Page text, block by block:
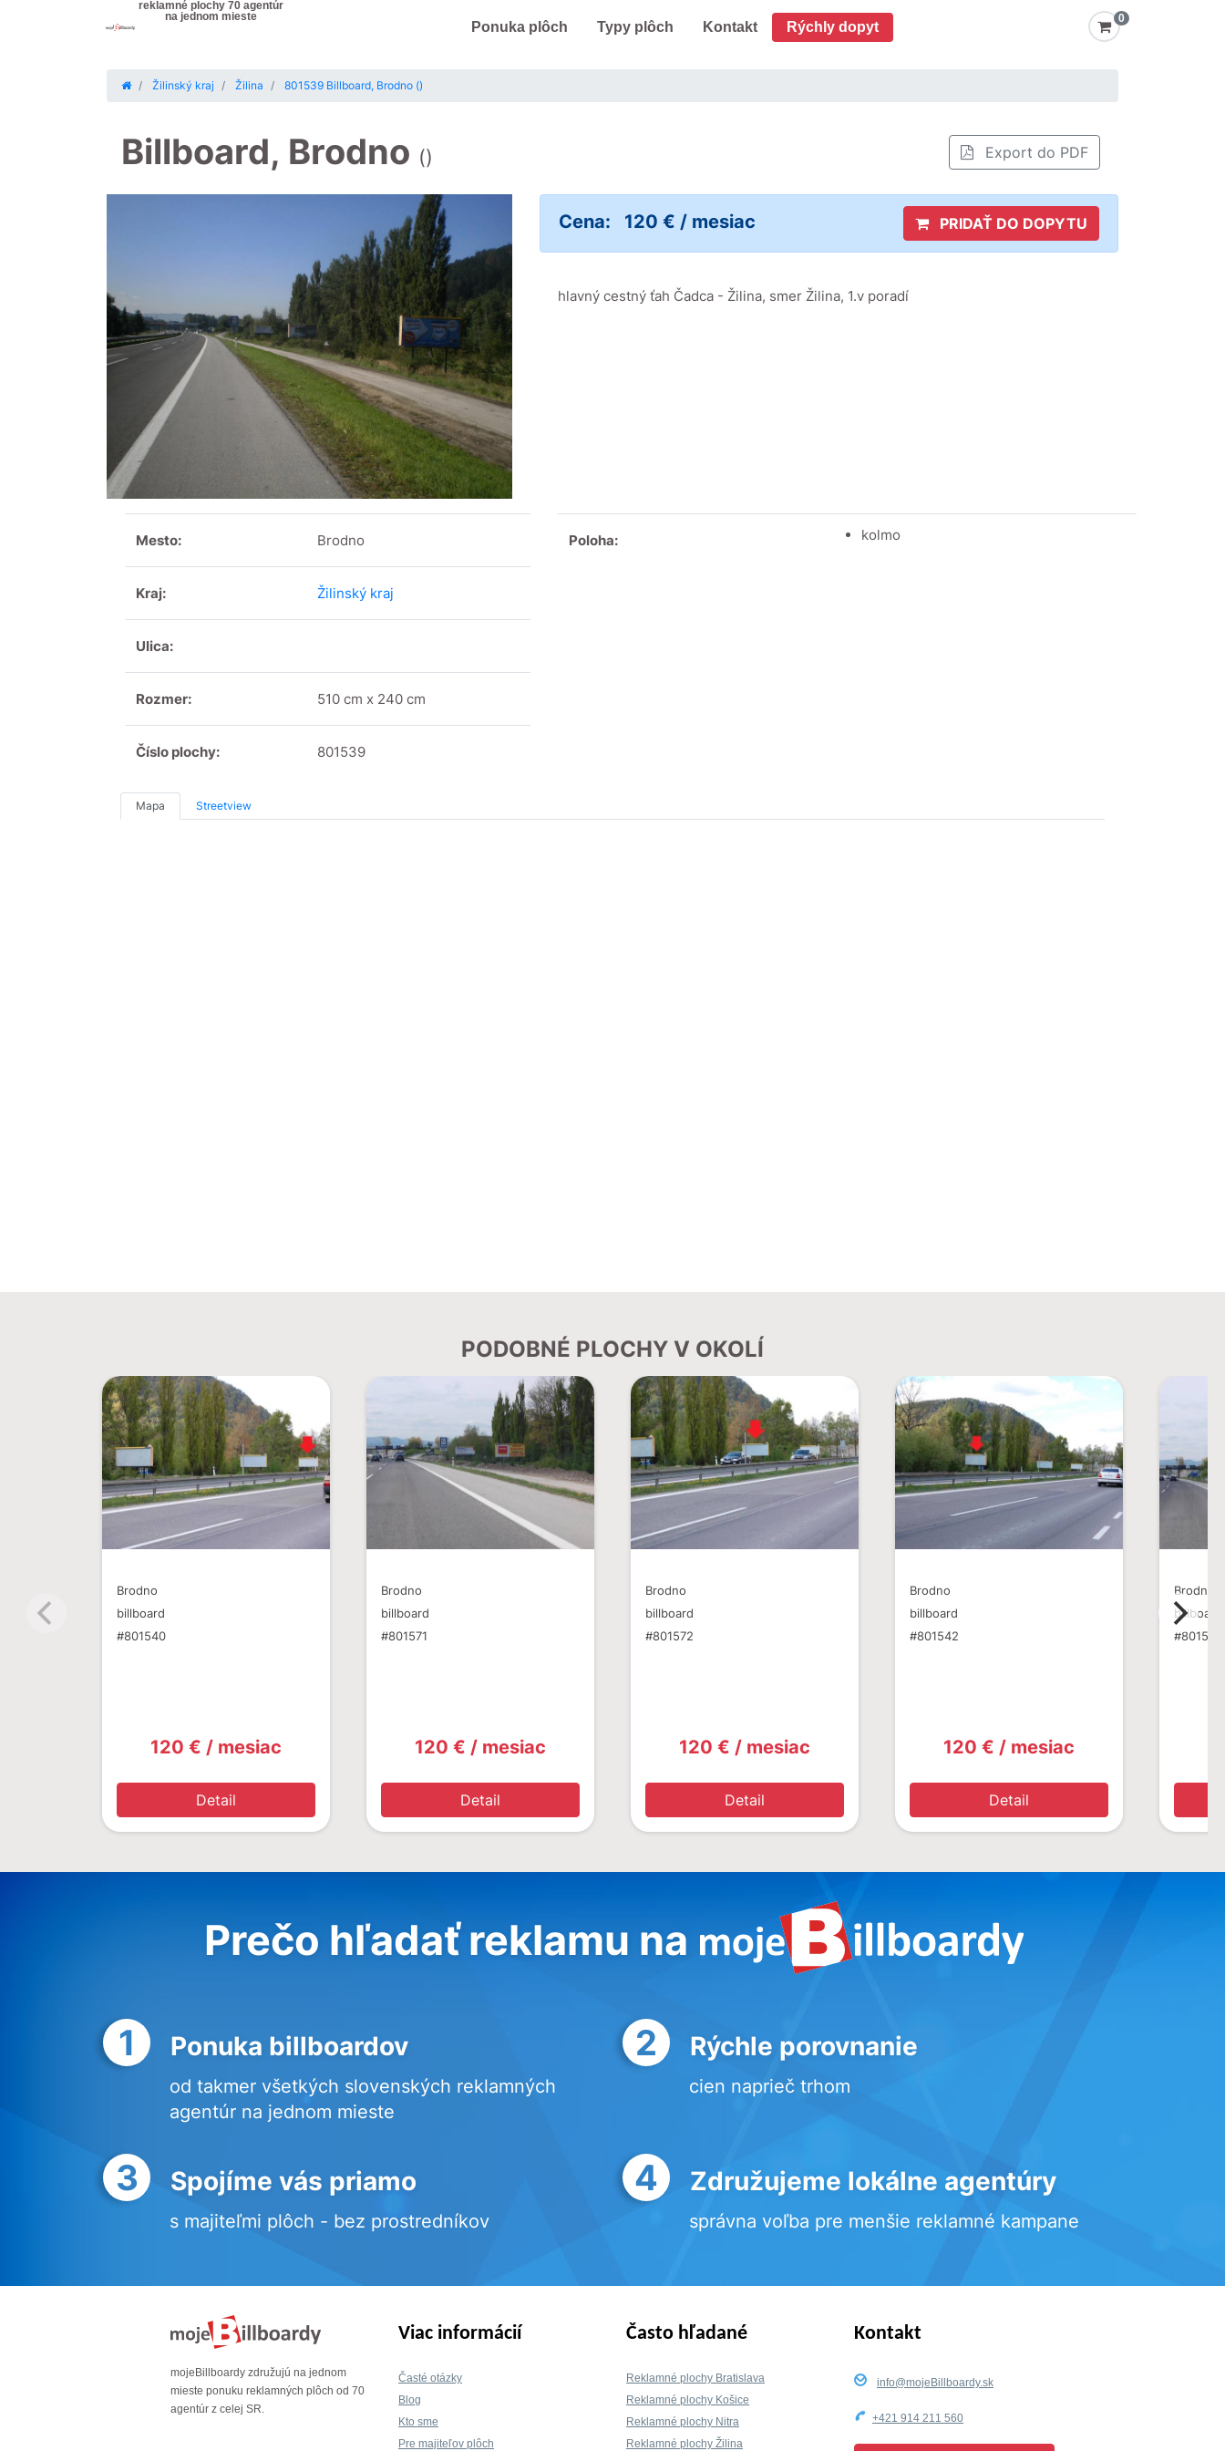
reklamné plochy 70 agentúr
na jednom mieste
Ponuka plôch Typy plôch Kontakt Rýchly dopyt
0
Žilinský kraj Žilina 801539 Billboard, Brodno ()
Billboard, Brodno () Export do PDF
Cena: 120 € / mesiac PRIDAŤ DO DOPYTU
hlavný cestný ťah Čadca - Žilina, smer Žilina, 1.v poradí
Mesto: Brodno
Kraj: Žilinský kraj
Ulica:
Rozmer: 510 cm x 240 cm
Číslo plochy: 801539
Poloha: kolmo
Mapa Streetview
PODOBNÉ PLOCHY V OKOLÍ
Brodno
billboard
#801540
120 € / mesiac
Detail
Brodno
billboard
#801571
120 € / mesiac
Detail
Brodno
billboard
#801572
120 € / mesiac
Detail
Brodno
billboard
#801542
120 € / mesiac
Detail
Brodno
billboard
#801541
Prečo hľadať reklamu na
1 Ponuka billboardov
od takmer všetkých slovenských reklamných
agentúr na jednom mieste
2 Rýchle porovnanie
cien naprieč trhom
3 Spojíme vás priamo
s majiteľmi plôch - bez prostredníkov
4 Združujeme lokálne agentúry
správna voľba pre menšie reklamné kampane
mojeBillboardy združujú na jednom
mieste ponuku reklamných plôch od 70
agentúr z celej SR.
Viac informácií
Časté otázky
Blog
Kto sme
Pre majiteľov plôch
Často hľadané
Reklamné plochy Bratislava
Reklamné plochy Košice
Reklamné plochy Nitra
Reklamné plochy Žilina
Kontakt
info@mojeBillboardy.sk
+421 914 211 560